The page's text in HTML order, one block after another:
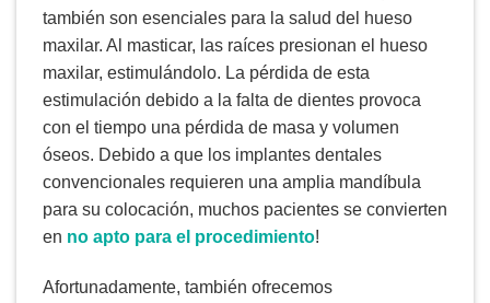
también son esenciales para la salud del hueso
maxilar. Al masticar, las raíces presionan el hueso
maxilar, estimulándolo. La pérdida de esta
estimulación debido a la falta de dientes provoca
con el tiempo una pérdida de masa y volumen
óseos. Debido a que los implantes dentales
convencionales requieren una amplia mandíbula
para su colocación, muchos pacientes se convierten
en no apto para el procedimiento!
Afortunadamente, también ofrecemos